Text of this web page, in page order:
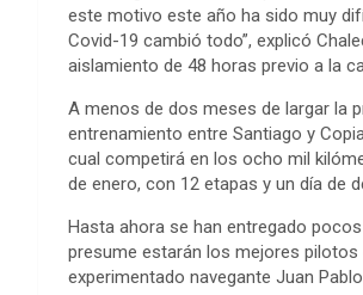
este motivo este año ha sido muy
Covid-19 cambió todo”, explicó
aislamiento de 48 horas previo a la
A menos de dos meses de largar la
entrenamiento entre Santiago y
cual competirá en los ocho mil
de enero, con 12 etapas y un día de
Hasta ahora se han entregado
presume estarán los mejores pilotos
experimentado navegante Juan